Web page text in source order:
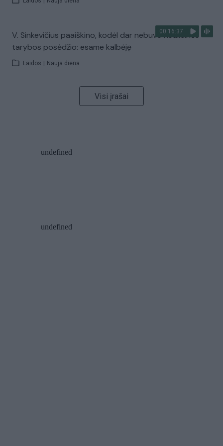
00:16:37
V. Sinkevičius paaiškino, kodėl dar nebuvo Koalicinės
tarybos posėdžio: esame kalbėję
Laidos Nauja diena
Visi įrašai